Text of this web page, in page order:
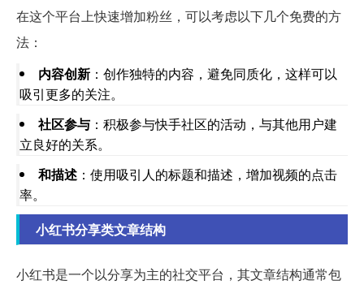
在这个平台上快速增加粉丝，可以考虑以下几个免费的方
法：
内容创新 ：创作独特的内容，避免同质化，这样可以
吸引更多的关注。
社区参与 ：积极参与快手社区的活动，与其他用户建
立良好的关系。
和描述 ：使用吸引人的标题和描述，增加视频的点击
率。
小红书分享类文章结构
小红书是一个以分享为主的社交平台，其文章结构通常包